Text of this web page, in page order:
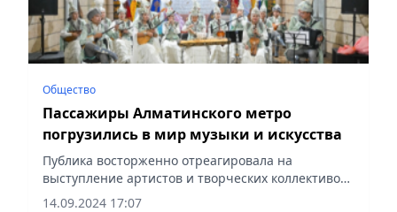
Общество
Пассажиры Алматинского метро
погрузились в мир музыки и искусства
Публика восторженно отреагировала на
выступление артистов и творческих коллективов
«Алматы әуендері», сообщает Vecher.kz.
14.09.2024 17:07